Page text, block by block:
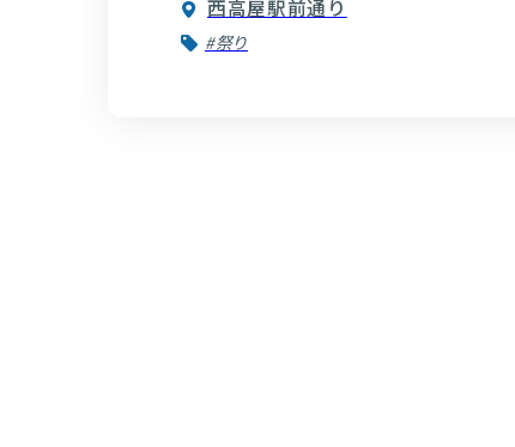
西高屋駅前通り
#祭り